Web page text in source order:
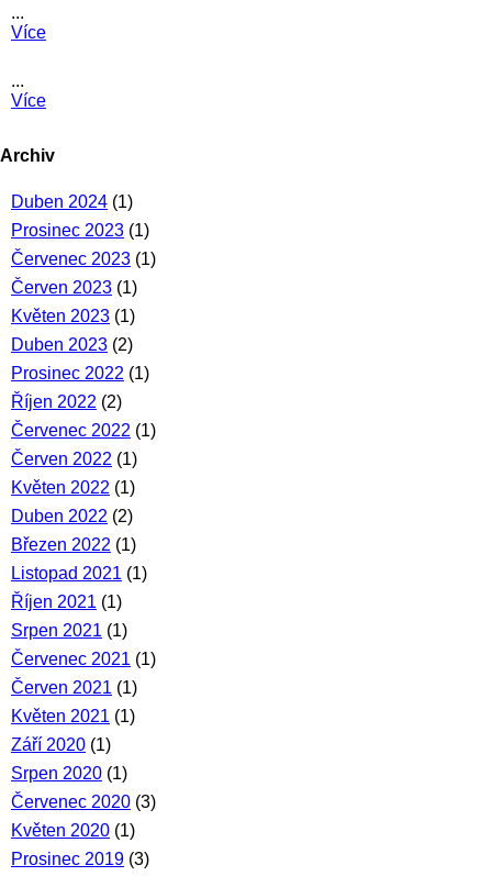
...
Více
...
Více
Archiv
Duben 2024 (1)
Prosinec 2023 (1)
Červenec 2023 (1)
Červen 2023 (1)
Květen 2023 (1)
Duben 2023 (2)
Prosinec 2022 (1)
Říjen 2022 (2)
Červenec 2022 (1)
Červen 2022 (1)
Květen 2022 (1)
Duben 2022 (2)
Březen 2022 (1)
Listopad 2021 (1)
Říjen 2021 (1)
Srpen 2021 (1)
Červenec 2021 (1)
Červen 2021 (1)
Květen 2021 (1)
Září 2020 (1)
Srpen 2020 (1)
Červenec 2020 (3)
Květen 2020 (1)
Prosinec 2019 (3)